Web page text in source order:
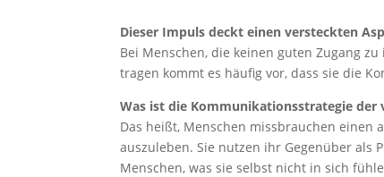
Dieser Impuls deckt einen versteckten
Bei Menschen, die keinen guten Zugang
tragen kommt es häufig vor, dass sie die
Was ist die Kommunikationsstrategie der
Das heißt, Menschen missbrauchen einen
auszuleben. Sie nutzen ihr Gegenüber als
Menschen, was sie selbst nicht in sich